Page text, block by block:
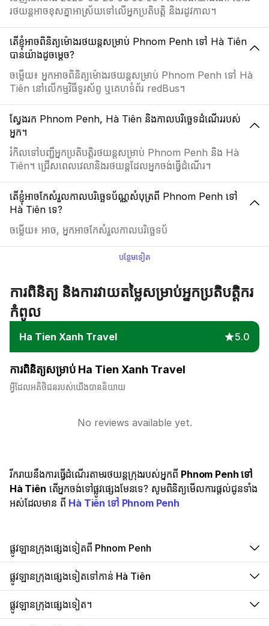
រថយន្តអាចខុសគ្នាអាស្រ័យទៅលើអ្នកប្រតិបត្តិ និងរដូវកាល។
តើខ្ញុំអាចពិនិត្យម៉ោងរថយន្តសម្រាប់ Phnom Penh ទៅ Hà Tiên
បានយ៉ាងដូចម្តេច?
ចម្លើយ៖ អ្នកអាចពិនិត្យម៉ោងរថយន្តសម្រាប់ Phnom Penh ទៅ Hà
Tiên នៅលើកម្មវិធីទូរស័ព្ទ ឬគេហទំព័រ redBus។
ស្វែងរក Phnom Penh, Hà Tiên និងកាលបរិច្ឆេទដំណើររបស់
អ្នក។
រំកិលទៅបញ្ជីអ្នកប្រតិបត្តិរថយន្តសម្រាប់ Phnom Penh និង Hà
Tiên។ ជ្រើសពេលវេលានិងរថយន្តដែលអ្នកចង់ធ្វើដំណើរ។
តើខ្ញុំអាចកែសំរួលកាលបរិច្ឆេទប័ណ្ណសំបុត្រពី Phnom Penh ទៅ
Hà Tiên ទេ?
ចម្លើយ៖ អាច, អ្នកអាចកែសំរួលកាលបរិច្ឆេទប័
បន្ថែមទៀត
ការពិនិត្យ និងការវាយតម្លៃសម្រាប់អ្នកប្រតិបត្តិករ
កំពូល
Ha Tien Xanh Travel 5.0
ការពិនិត្យសម្រាប់ Ha Tien Xanh Travel
អ្វីដែលអតិថិជនរបស់យើងបាននិយាយ
No reviews available yet.
រីករាយនឹងការធ្វើដំណើរតាមរថយន្តក្រុងរបស់អ្នកពី Phnom Penh ទៅ
Hà Tiên តើអ្នកចង់ទៅផ្លូវផ្សេងមែនទេ? សូមពិនិត្យមើលការផ្តល់ជូនទាំង
អស់ដែលមាន ពី Hà Tiên ទៅ Phnom Penh
ផ្លូវឡានក្រុងផ្សេងទៀតពី Phnom Penh
ផ្លូវឡានក្រុងផ្សេងទៀតទៅកាន់ Hà Tiên
ផ្លូវឡានក្រុងផ្សេងទៀត។